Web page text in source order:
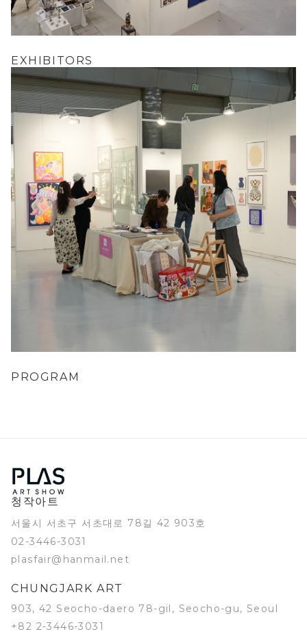
EXHIBITORS
PROGRAM
청작아트
서울시 서초구 서초대로 78길 42 903호
02-3446-3031
plasfair@hanmail.net
CHUNGJARK ART
903, 42 Seocho-daero 78-gil, Seocho-gu, Seoul
+82 2-3446-3031